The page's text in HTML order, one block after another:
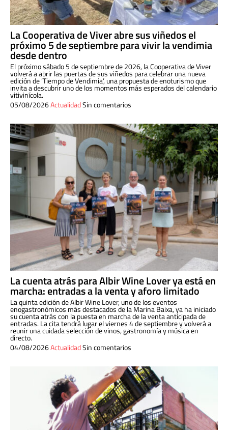
La Cooperativa de Viver abre sus viñedos el
próximo 5 de septiembre para vivir la vendimia
desde dentro
El próximo sábado 5 de septiembre de 2026, la Cooperativa de Viver
volverá a abrir las puertas de sus viñedos para celebrar una nueva
edición de ‘Tiempo de Vendimia’, una propuesta de enoturismo que
invita a descubrir uno de los momentos más esperados del calendario
vitivinícola.
05/08/2026ActualidadSin comentarios
La cuenta atrás para Albir Wine Lover ya está en
marcha: entradas a la venta y aforo limitado
La quinta edición de Albir Wine Lover, uno de los eventos
enogastronómicos más destacados de la Marina Baixa, ya ha iniciado
su cuenta atrás con la puesta en marcha de la venta anticipada de
entradas. La cita tendrá lugar el viernes 4 de septiembre y volverá a
reunir una cuidada selección de vinos, gastronomía y música en
directo.
04/08/2026ActualidadSin comentarios